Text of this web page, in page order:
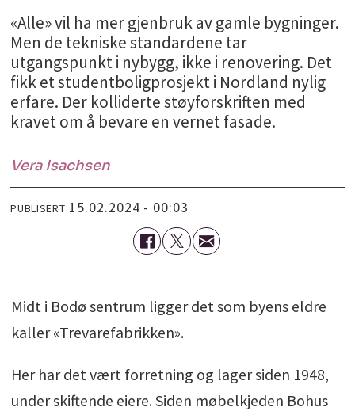
«Alle» vil ha mer gjenbruk av gamle bygninger.
Men de tekniske standardene tar
utgangspunkt i nybygg, ikke i renovering. Det
fikk et studentboligprosjekt i Nordland nylig
erfare. Der kolliderte støyforskriften med
kravet om å bevare en vernet fasade.
Vera Isachsen
PUBLISERT 15.02.2024 - 00:03
Midt i Bodø sentrum ligger det som byens eldre
kaller «Trevarefabrikken».
Her har det vært forretning og lager siden 1948,
under skiftende eiere. Siden møbelkjeden Bohus